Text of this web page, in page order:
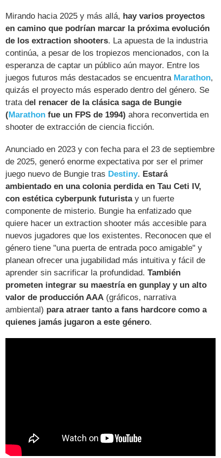
Mirando hacia 2025 y más allá, hay varios proyectos
en camino que podrían marcar la próxima evolución
de los extraction shooters. La apuesta de la industria
continúa, a pesar de los tropiezos mencionados, con la
esperanza de captar un público aún mayor. Entre los
juegos futuros más destacados se encuentra Marathon,
quizás el proyecto más esperado dentro del género. Se
trata del renacer de la clásica saga de Bungie
(Marathon fue un FPS de 1994) ahora reconvertida en
shooter de extracción de ciencia ficción.
Anunciado en 2023 y con fecha para el 23 de septiembre
de 2025, generó enorme expectativa por ser el primer
juego nuevo de Bungie tras Destiny. Estará
ambientado en una colonia perdida en Tau Ceti IV,
con estética cyberpunk futuristay un fuerte
componente de misterio. Bungie ha enfatizado que
quiere hacer un extraction shooter más accesible para
nuevos jugadores que los existentes​. Reconocen que el
género tiene "una puerta de entrada poco amigable" y
planean ofrecer una jugabilidad más intuitiva y fácil de
aprender sin sacrificar la profundidad​.También
prometen integrar su maestría en gunplay y un alto
valor de producción AAA (gráficos, narrativa
ambiental) para atraer tanto a fans hardcore como a
quienes jamás jugaron a este género.